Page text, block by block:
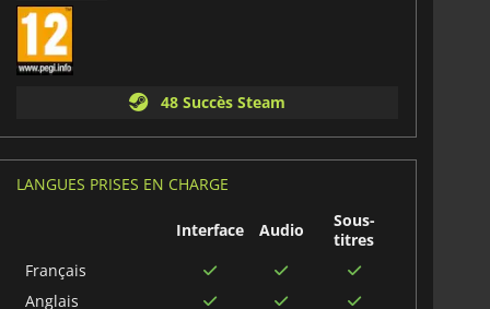
48 Succès Steam
LANGUES PRISES EN CHARGE
Interface Audio
Sous-
titres
Français
Anglais